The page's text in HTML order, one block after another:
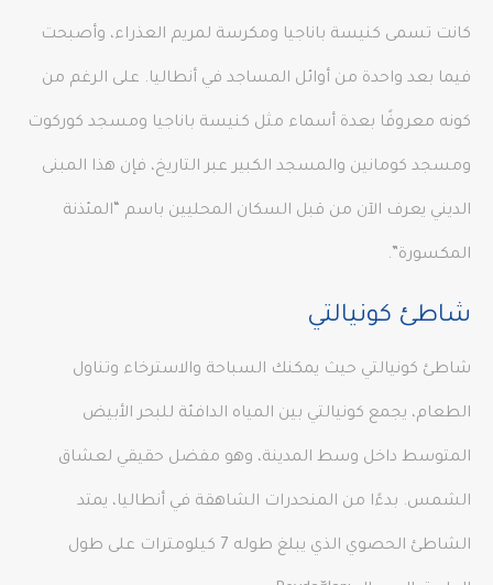
كانت تسمى كنيسة باناجيا ومكرسة لمريم العذراء، وأصبحت
فيما بعد واحدة من أوائل المساجد في أنطاليا. على الرغم من
كونه معروفًا بعدة أسماء مثل كنيسة باناجيا ومسجد كوركوت
ومسجد كومانين والمسجد الكبير عبر التاريخ، فإن هذا المبنى
الديني يعرف الآن من قبل السكان المحليين باسم “المئذنة
المكسورة”.
شاطئ كونيالتي
شاطئ كونيالتي حيث يمكنك السباحة والاسترخاء وتناول
الطعام، يجمع كونيالتي بين المياه الدافئة للبحر الأبيض
المتوسط داخل وسط المدينة، وهو مفضل حقيقي لعشاق
الشمس. بدءًا من المنحدرات الشاهقة في أنطاليا، يمتد
الشاطئ الحصوي الذي يبلغ طوله 7 كيلومترات على طول